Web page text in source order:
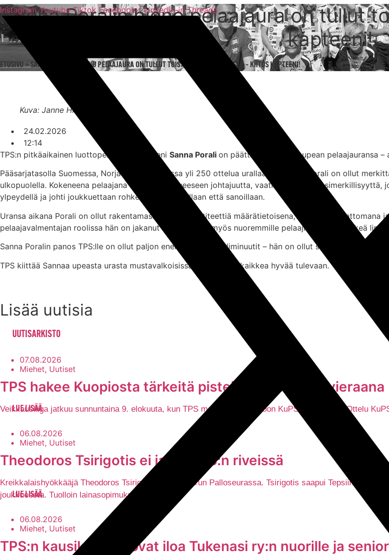
Mene
sisältöön
Instagram Youtube Tiktok Facebook-f Linkedin-in Threads
Sanna Poralin hieno pelaajaura on tullut
kapteeni!
ETUSIVU»SANNA PORALIN HIENO PELAAJAURA ON TULLUT TOISTAISEKSI PÄÄTÖKSEEN – KIITOS KAPTEENI!
Kuva: Janne Hirvensalo
24.02.2026
12:14
TPS:n pitkäaikainen luottopelaaja ja kapteeni Sanna Porali on päättänyt lopettaa upean pelaajauransa –
Pääsarjatasolla Suomessa, Norjassa ja Tanskassa yli 250 ottelua urallaan pelannut Porali on ollut
ulkopuolella. Kokeneena pelaajana hän toi joukkueeseen johtajuutta, vaatimustasoa ja
ylpeydellä ja johti joukkuettaan rohkeasti sekä teoillaan että sanoillaan.
Uransa aikana Porali on ollut rakentamassa TPS:n identiteettiä määrätietoisena, periksiantamattomana
pelaajavalmentajan roolissa hän on jakanut osaamistaan myös nuoremmille pelaajille ja ollut tärkeä
Sanna Poralin panos TPS:lle on ollut paljon enemmän kuin peliminuutit – hän on ollut suunnannäyttäjä,
TPS kiittää Sannaa upeasta urasta mustavalkoisissa ja toivottaa kaikkea hyvää tulevaan.
Lisää uutisia
UUTISARKISTO
07.08.2026
Miehet, Uutiset
TPS hakee Kuopiosta tärkeitä pisteitä sarjakärjen vieraana
Veikkausliiga jatkuu sunnuntaina 9. elokuuta, kun TPS matkustaa Kuopioon KuPS:n vieraaksi. Ottelu
LUE LISÄÄ
06.08.2026
Miehet, Uutiset
Theodoros Tsirigotis ei jatka TPS:n riveissä
Kreikkalaishyökkääjä Theodoros Tsirigotis ei jatka Turun Palloseurassa. Tsirigotis saapui Tepsiin
joukkueesta. Tuolloin lainasopimuksen[…]
LUE LISÄÄ
06.08.2026
Miehet, Uutiset
TPS:n kausikortit tuovat iloa Tukenasi ry:n nuorille ja